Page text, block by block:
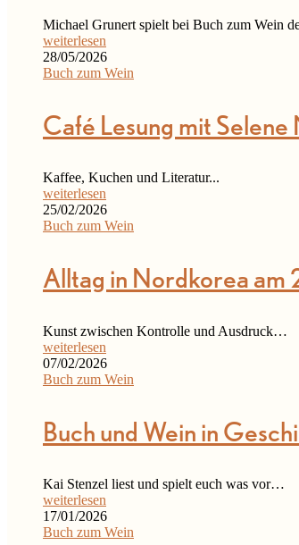
Michael Grunert spielt bei Buch zum Wein
weiterlesen
28/05/2026
Buch zum Wein
Café Lesung mit
Kaffee, Kuchen und Literatur...
weiterlesen
25/02/2026
Buch zum Wein
Alltag in Nordkorea am
Kunst zwischen Kontrolle und Ausdruck…
weiterlesen
07/02/2026
Buch zum Wein
Buch und Wein in
Kai Stenzel liest und spielt euch was vor…
weiterlesen
17/01/2026
Buch zum Wein